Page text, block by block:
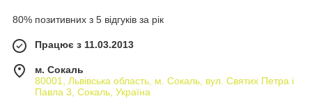
80% позитивних з 5 відгуків за рік
Працює з 11.03.2013
м. Сокаль
80001, Львівська область, м. Сокаль, вул. Святих Петра і
Павла 3, Сокаль, Україна